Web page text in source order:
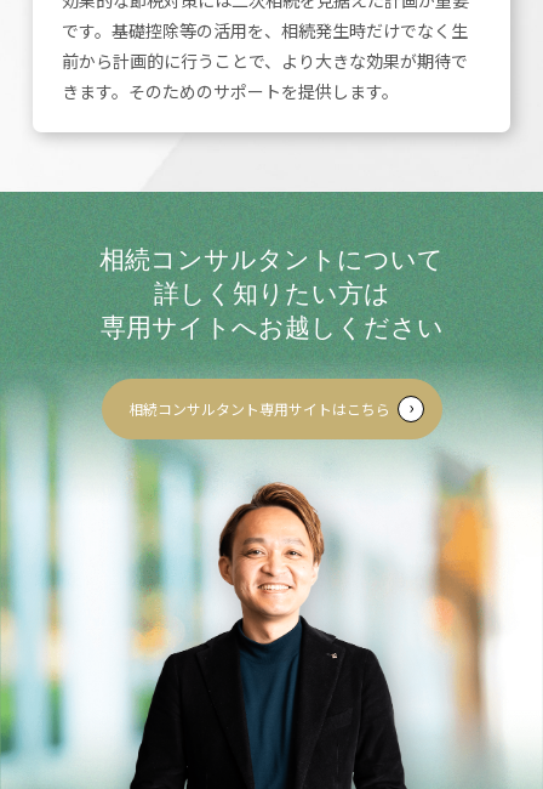
です。基礎控除等の活用を、相続発生時だけでなく生
前から計画的に行うことで、より大きな効果が期待で
きます。そのためのサポートを提供します。
相続コンサルタントについて
詳しく知りたい方は
専用サイトへお越しください
相続コンサルタント専用サイトはこちら